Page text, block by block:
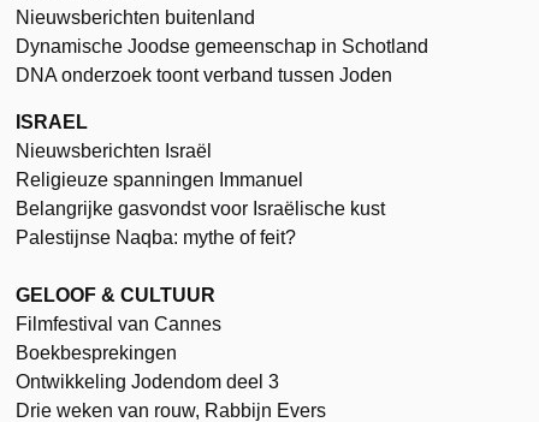
Nieuwsberichten buitenland
Dynamische Joodse gemeenschap in Schotland
DNA onderzoek toont verband tussen Joden
ISRAEL
Nieuwsberichten Israël
Religieuze spanningen Immanuel
Belangrijke gasvondst voor Israëlische kust
Palestijnse Naqba: mythe of feit?
GELOOF & CULTUUR
Filmfestival van Cannes
Boekbesprekingen
Ontwikkeling Jodendom deel 3
Drie weken van rouw, Rabbijn Evers